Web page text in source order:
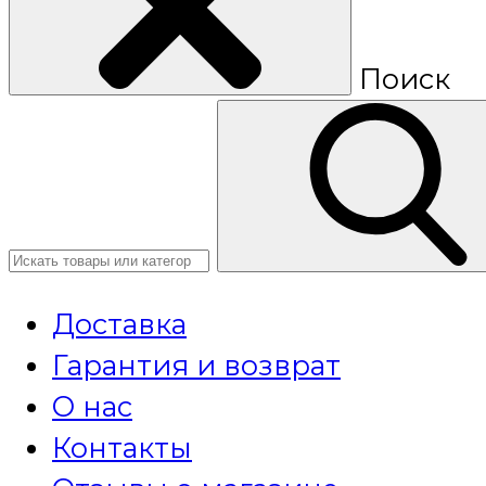
Поиск
Доставка
Гарантия и возврат
О нас
Контакты